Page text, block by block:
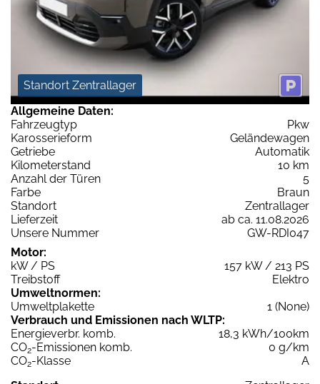
Standort Zentrallager
Allgemeine Daten:
Fahrzeugtyp
Pkw
Karosserieform
Geländewagen
Getriebe
Automatik
Kilometerstand
10 km
Anzahl der Türen
5
Farbe
Braun
Standort
Zentrallager
Lieferzeit
ab ca. 11.08.2026
Unsere Nummer
GW-RDI047
Motor:
kW / PS
157 kW / 213 PS
Treibstoff
Elektro
Umweltnormen:
Umweltplakette
1 (None)
Verbrauch und Emissionen nach WLTP:
Energieverbr. komb.
18,3 kWh/100km
CO2-Emissionen komb.
0 g/km
CO2-Klasse
A